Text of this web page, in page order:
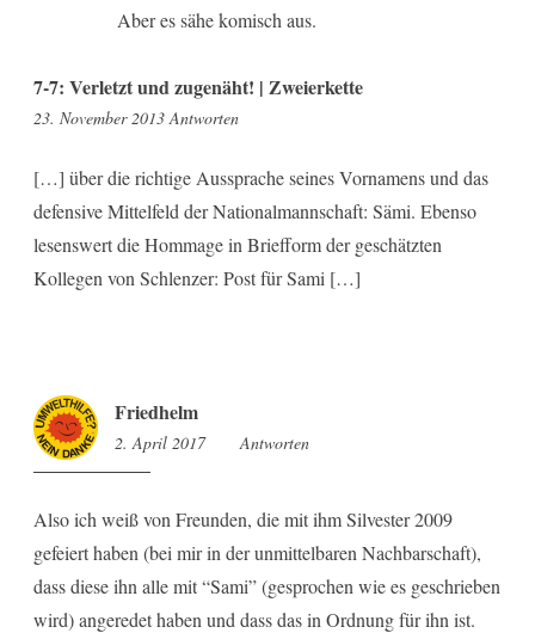
Aber es sähe komisch aus.
7-7: Verletzt und zugenäht! | Zweierkette
23. November 20139:06
Antworten
[…] über die richtige Aussprache seines Vornamens und das
defensive Mittelfeld der Nationalmannschaft: Sämi. Ebenso
lesenswert die Hommage in Briefform der geschätzten
Kollegen von Schlenzer: Post für Sami […]
Friedhelm
2. April 2017 12:19
Antworten
Also ich weiß von Freunden, die mit ihm Silvester 2009
gefeiert haben (bei mir in der unmittelbaren Nachbarschaft),
dass diese ihn alle mit “Sami” (gesprochen wie es geschrieben
wird) angeredet haben und dass das in Ordnung für ihn ist.